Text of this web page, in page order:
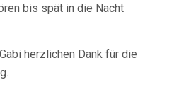
bis spät in die Nacht
herzlichen Dank für die